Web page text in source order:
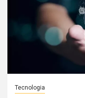
Tecnologia